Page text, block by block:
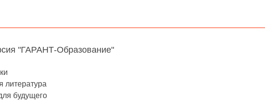
"ГАРАНТ-Образование"
литература
будущего